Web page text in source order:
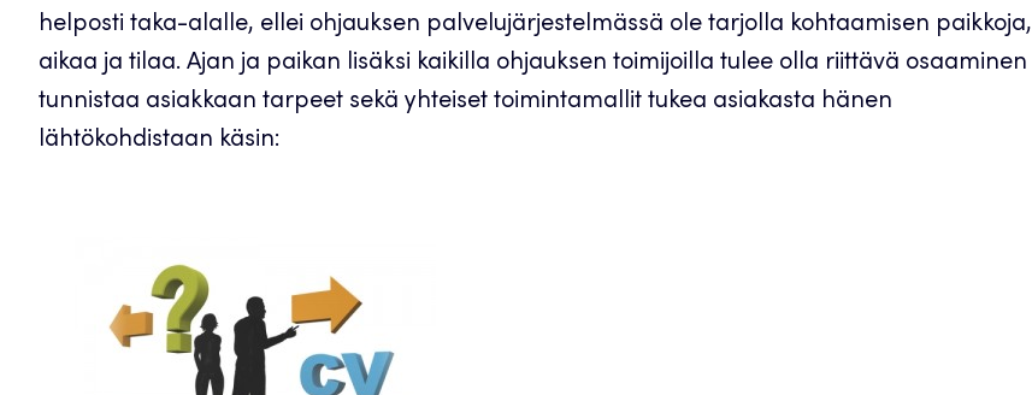
helposti taka-alalle, ellei ohjauksen palvelujärjestelmässä ole tarjolla kohtaamisen paikkoja,
aikaa ja tilaa. Ajan ja paikan lisäksi kaikilla ohjauksen toimijoilla tulee olla riittävä osaaminen
tunnistaa asiakkaan tarpeet sekä yhteiset toimintamallit tukea asiakasta hänen
lähtökohdistaan käsin: